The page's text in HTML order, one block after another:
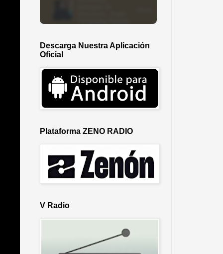
Descarga Nuestra Aplicación
Oficial
Plataforma ZENO RADIO
V Radio